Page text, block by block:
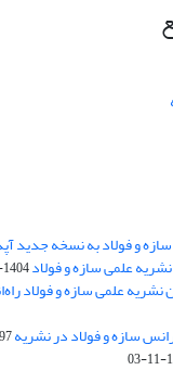
و فولاد به نسخه جدید
علمی سازه و فولاد1404-06-19
علمی سازه و فولاد
سازه و فولاد در نشریه15